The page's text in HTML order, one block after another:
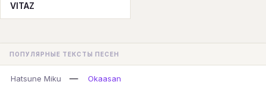
VITAZ
ПОПУЛЯРНЫЕ ТЕКСТЫ ПЕСЕН
Hatsune Miku —
Okaasan